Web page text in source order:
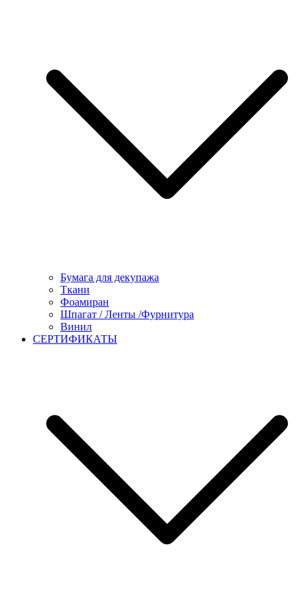
Бумага для декупажа
Ткани
Фоамиран
Шпагат / Ленты /Фурнитура
Винил
СЕРТИФИКАТЫ